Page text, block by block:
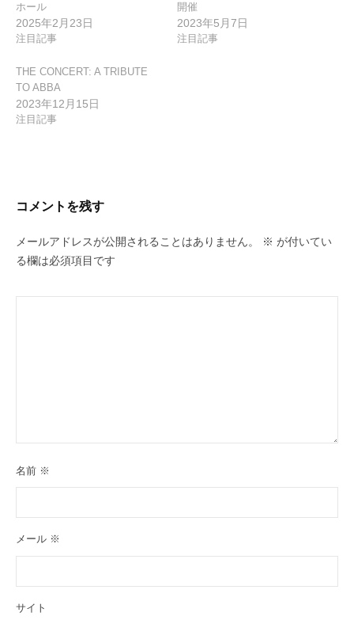
ホール
2025年2月23日
注目記事
開催
2023年5月7日
注目記事
THE CONCERT: A TRIBUTE
TO ABBA
2023年12月15日
注目記事
コメントを残す
メールアドレスが公開されることはありません。 ※ が付いてい
る欄は必須項目です
名前 ※
メール ※
サイト